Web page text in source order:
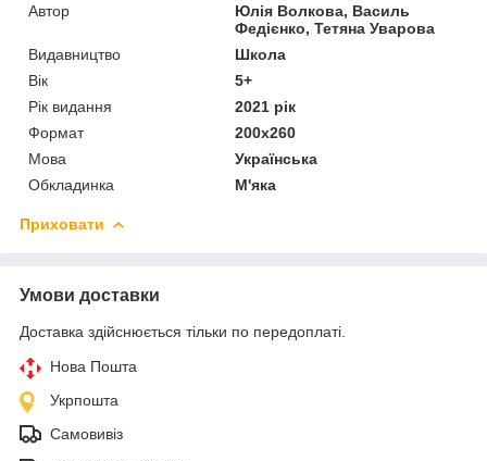
Автор
Юлія Волкова, Василь
Федієнко, Тетяна Уварова
Видавництво
Школа
Вік
5+
Рік видання
2021 рік
Формат
200х260
Мова
Українська
Обкладинка
М'яка
Приховати
Умови доставки
Доставка здійснюється тільки по передоплаті.
Нова Пошта
Укрпошта
Самовивіз